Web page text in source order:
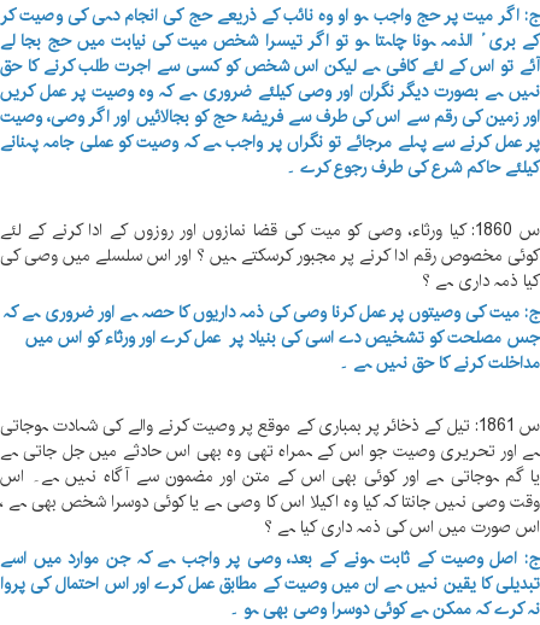
ج: اگر میت پر حج واجب ہو او وہ نائب کے ذریعے حج کی انجام دہی کی وصیت کر
کے بریٴ الذمہ ہونا چاہتا ہو تو اگر تیسرا شخص میت کی نیابت میں حج بجا لے
آئے تو اس کے لئے کافی ہے لیکن اس شخص کو کسی سے اجرت طلب کرنے کا حق
نہیں ہے بصورت دیگر نگران اور وصی کیلئے ضروری ہے کہ وہ وصیت پر عمل کریں
اور زمین کی رقم سے اس کی طرف سے فریضۂ حج کو بجالائیں اور اگر وصی، وصیت
پر عمل کرنے سے پہلے مرجائے تو نگراں پر واجب ہے کہ وصیت کو عملی جامہ پہنانے
کیلئے حاکم شرع کی طرف رجوع کرے ۔
س 1860: کیا ورثاء، وصی کو میت کی قضا نمازوں اور روزوں کے ادا کرنے کے لئے
کوئی مخصوص رقم ادا کرنے پر مجبور کرسکتے ہیں ؟ اور اس سلسلے میں وصی کی
کیا ذمہ داری ہے ؟
ج: میت کی وصیتوں پر عمل کرنا وصی کی ذمہ داریوں کا حصہ ہے اور ضروری ہے کہ
جس مصلحت کو تشخیص دے اسی کی بنیاد پر عمل کرے اور ورثاء کو اس میں
مداخلت کرنے کا حق نہیں ہے ۔
س 1861: تیل کے ذخائر پر بمباری کے موقع پر وصیت کرنے والے کی شہادت ہوجاتی
ہے اور تحریری وصیت جو اس کے ہمراہ تھی وہ بھی اس حادثے میں جل جاتی ہے
یا گم ہوجاتی ہے اور کوئی بھی اس کے متن اور مضمون سے آگاہ نہیں ہے۔ اس
وقت وصی نہیں جانتا کہ کیا وہ اکیلا اس کا وصی ہے یا کوئی دوسرا شخص بھی ہے ،
اس صورت میں اس کی ذمہ داری کیا ہے ؟
ج: اصل وصیت کے ثابت ہونے کے بعد، وصی پر واجب ہے کہ جن موارد میں اسے
تبدیلی کا یقین نہیں ہے ان میں وصیت کے مطابق عمل کرے اور اس احتمال کی پروا
نہ کرے کہ ممکن ہے کوئی دوسرا وصی بھی ہو ۔